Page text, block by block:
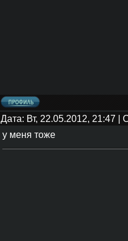
Дата: Вт, 22.05.2012, 21:47
у меня тоже